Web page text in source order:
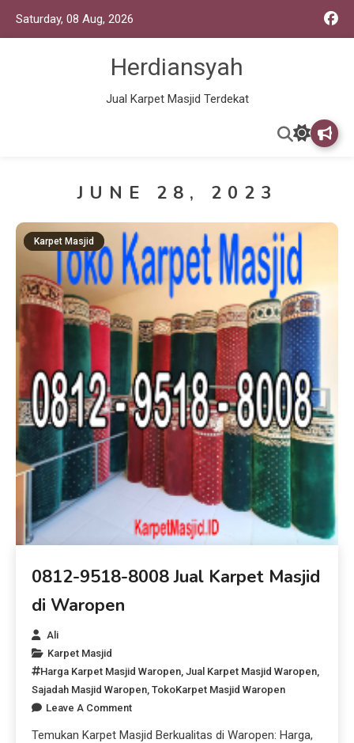
Saturday, 08 Aug, 2026
Herdiansyah
Jual Karpet Masjid Terdekat
JUNE 28, 2023
Karpet Masjid
0812-9518-8008 Jual Karpet Masjid
di Waropen
Ali
Karpet Masjid
Harga Karpet Masjid Waropen ,Jual Karpet Masjid Waropen
Sajadah Masjid Waropen ,TokoKarpet Masjid Waropen
Leave A Comment
Temukan Karpet Masjid Berkualitas di Waropen: Harga,